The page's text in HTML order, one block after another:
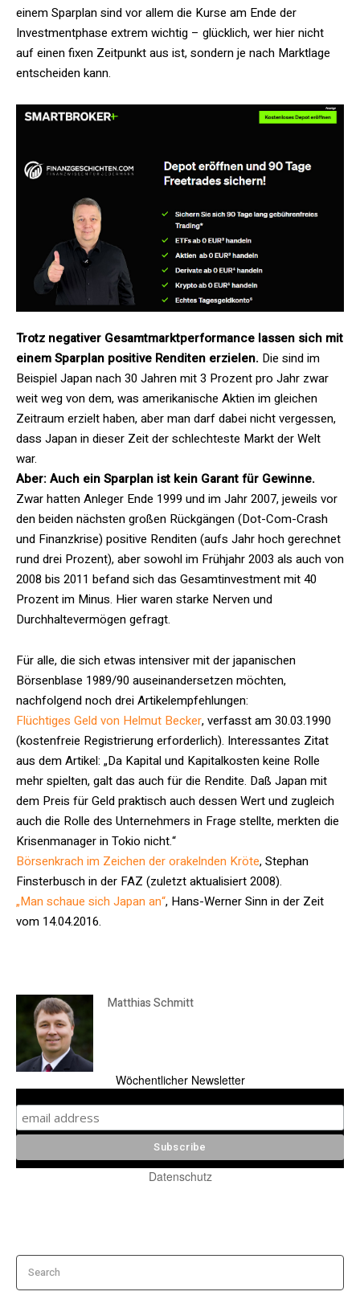
einem Sparplan sind vor allem die Kurse am Ende der
Investmentphase extrem wichtig – glücklich, wer hier nicht
auf einen fixen Zeitpunkt aus ist, sondern je nach Marktlage
entscheiden kann.
Trotz negativer Gesamtmarktperformance lassen sich mit
einem Sparplan positive Renditen erzielen. Die sind im
Beispiel Japan nach 30 Jahren mit 3 Prozent pro Jahr zwar
weit weg von dem, was amerikanische Aktien im gleichen
Zeitraum erzielt haben, aber man darf dabei nicht vergessen,
dass Japan in dieser Zeit der schlechteste Markt der Welt
war.
Aber: Auch ein Sparplan ist kein Garant für Gewinne.
Zwar hatten Anleger Ende 1999 und im Jahr 2007, jeweils vor
den beiden nächsten großen Rückgängen (Dot-Com-Crash
und Finanzkrise) positive Renditen (aufs Jahr hoch gerechnet
rund drei Prozent), aber sowohl im Frühjahr 2003 als auch von
2008 bis 2011 befand sich das Gesamtinvestment mit 40
Prozent im Minus. Hier waren starke Nerven und
Durchhaltevermögen gefragt.
Für alle, die sich etwas intensiver mit der japanischen
Börsenblase 1989/90 auseinandersetzen möchten,
nachfolgend noch drei Artikelempfehlungen:
Flüchtiges Geld von Helmut Becker, verfasst am 30.03.1990
(kostenfreie Registrierung erforderlich). Interessantes Zitat
aus dem Artikel: „Da Kapital und Kapitalkosten keine Rolle
mehr spielten, galt das auch für die Rendite. Daß Japan mit
dem Preis für Geld praktisch auch dessen Wert und zugleich
auch die Rolle des Unternehmers in Frage stellte, merkten die
Krisenmanager in Tokio nicht.“
Börsenkrach im Zeichen der orakelnden Kröte, Stephan
Finsterbusch in der FAZ (zuletzt aktualisiert 2008).
„Man schaue sich Japan an“, Hans-Werner Sinn in der Zeit
vom 14.04.2016.
Matthias Schmitt
Wöchentlicher Newsletter
Datenschutz
Search